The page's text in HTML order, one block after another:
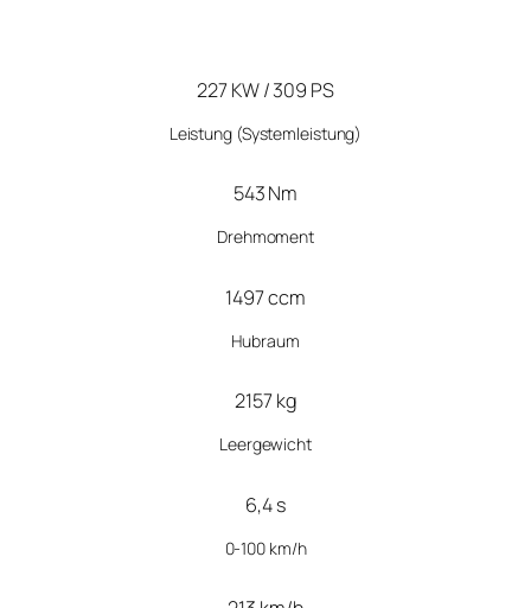
227 KW / 309 PS
Leistung(Systemleistung)
543 Nm
Drehmoment
1497 ccm
Hubraum
2157 kg
Leergewicht
6,4 s
0-100 km/h